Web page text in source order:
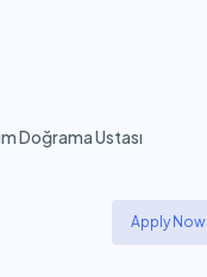
Doğrama Ustası
Apply Now